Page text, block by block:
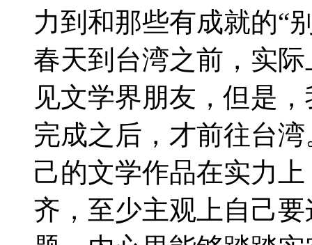
力到和那些有成就的“
春天到台湾之前，实
见文学界朋友，但是
完成之后，才前往台
己的文学作品在实力
齐，至少主观上自己